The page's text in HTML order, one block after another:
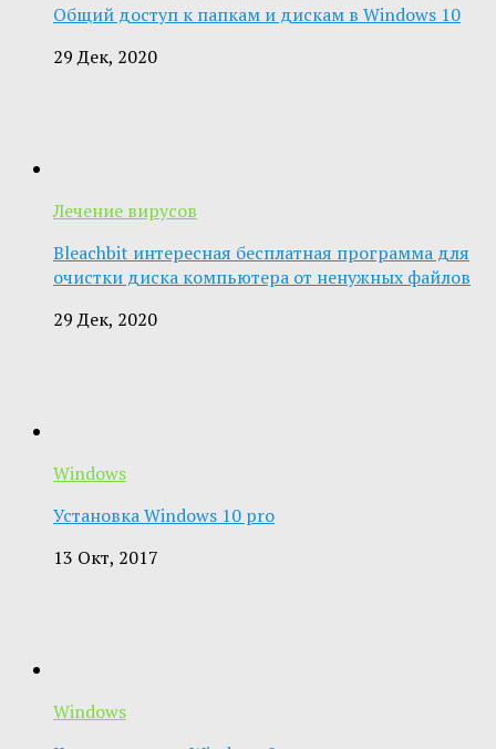
Общий доступ к папкам и дискам в Windows 10
29 Дек, 2020
Лечение вирусов
Bleachbit интересная бесплатная программа для
очистки диска компьютера от ненужных файлов
29 Дек, 2020
Windows
Установка Windows 10 pro
13 Окт, 2017
Windows